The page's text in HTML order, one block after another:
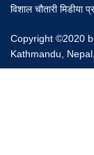
विशाल चौतारी मिडीया
Copyright ©2020
Kathmandu,